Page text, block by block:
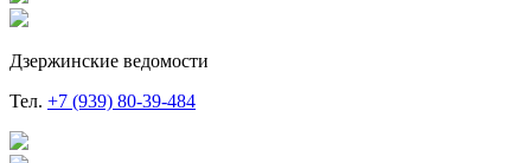
Дзержинские ведомости
Тел. +7 (939) 80-39-484